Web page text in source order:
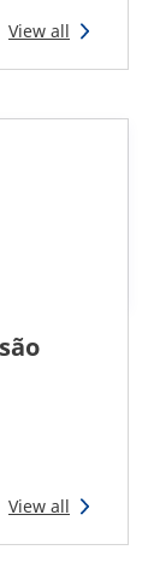
View all
View all